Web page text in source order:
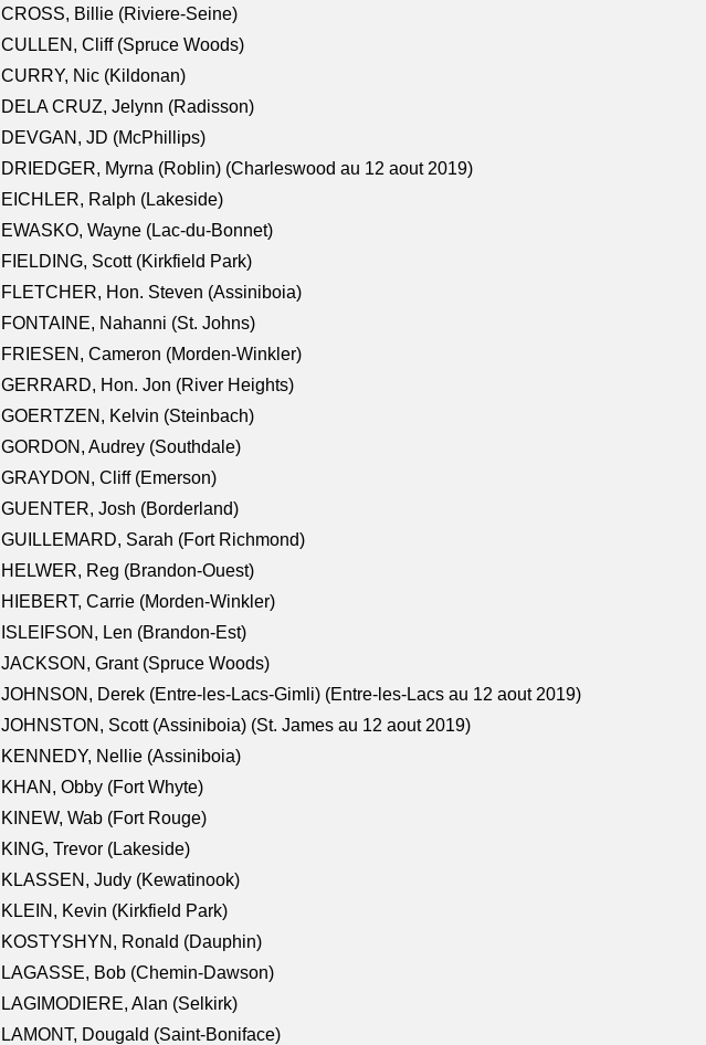
CROSS, Billie (Riviere-Seine)
CULLEN, Cliff (Spruce Woods)
CURRY, Nic (Kildonan)
DELA CRUZ, Jelynn (Radisson)
DEVGAN, JD (McPhillips)
DRIEDGER, Myrna (Roblin) (Charleswood au 12 aout 2019)
EICHLER, Ralph (Lakeside)
EWASKO, Wayne (Lac-du-Bonnet)
FIELDING, Scott (Kirkfield Park)
FLETCHER, Hon. Steven (Assiniboia)
FONTAINE, Nahanni (St. Johns)
FRIESEN, Cameron (Morden-Winkler)
GERRARD, Hon. Jon (River Heights)
GOERTZEN, Kelvin (Steinbach)
GORDON, Audrey (Southdale)
GRAYDON, Cliff (Emerson)
GUENTER, Josh (Borderland)
GUILLEMARD, Sarah (Fort Richmond)
HELWER, Reg (Brandon-Ouest)
HIEBERT, Carrie (Morden-Winkler)
ISLEIFSON, Len (Brandon-Est)
JACKSON, Grant (Spruce Woods)
JOHNSON, Derek (Entre-les-Lacs-Gimli) (Entre-les-Lacs au 12 aout 2019)
JOHNSTON, Scott (Assiniboia) (St. James au 12 aout 2019)
KENNEDY, Nellie (Assiniboia)
KHAN, Obby (Fort Whyte)
KINEW, Wab (Fort Rouge)
KING, Trevor (Lakeside)
KLASSEN, Judy (Kewatinook)
KLEIN, Kevin (Kirkfield Park)
KOSTYSHYN, Ronald (Dauphin)
LAGASSE, Bob (Chemin-Dawson)
LAGIMODIERE, Alan (Selkirk)
LAMONT, Dougald (Saint-Boniface)